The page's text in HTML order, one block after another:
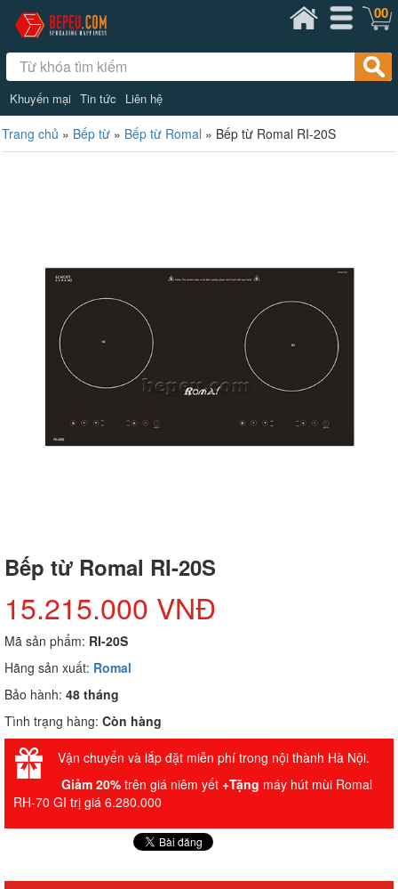
Khuyến mại Tin tức Liên hệ
00
Trang chủ » Bếp từ » Bếp từ Romal » Bếp từ Romal RI-20S
Bếp từ Romal RI-20S
15.215.000 VNĐ
Mã sản phẩm: RI-20S
Hãng sản xuất: Romal
Bảo hành: 48 tháng
Tình trạng hàng: Còn hàng
Vận chuyển và lắp đặt miễn phí trong nội thành Hà Nội.
Giảm 20% trên giá niêm yết +Tặng máy hút mùi Romal
RH-70 GI trị giá 6.280.000